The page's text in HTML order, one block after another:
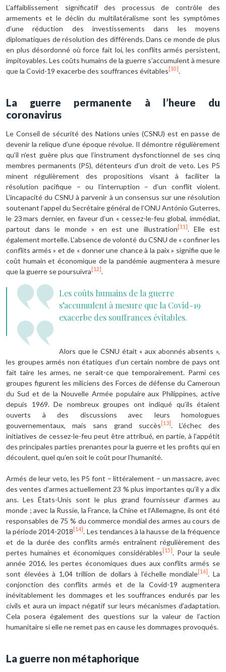
L’affaiblissement significatif des processus de contrôle des
armements et le déclin du multilatéralisme sont les symptômes
d’une réduction des investissements dans les moyens
diplomatiques de résolution des différends. Dans ce monde de plus
en plus désordonné où force fait loi, les conflits armés persistent,
impitoyables. Les coûts humains de la guerre s’accumulent à mesure
que la Covid-19 exacerbe des souffrances évitables [10] .
La guerre permanente à l’heure du
coronavirus
Le Conseil de sécurité des Nations unies (CSNU) est en passe de
devenir la relique d’une époque révolue. Il démontre régulièrement
qu’il n’est guère plus que l’instrument dysfonctionnel de ses cinq
membres permanents (P5), détenteurs d’un droit de veto. Les P5
minent régulièrement des propositions visant à faciliter la
résolution pacifique – ou l’interruption – d’un conflit violent.
L’incapacité du CSNU à parvenir à un consensus sur une résolution
soutenant l’appel du Secrétaire général de l’ONU António Guterres,
le 23 mars dernier, en faveur d’un « cessez-le-feu global, immédiat,
partout dans le monde » en est une illustration [11] . Elle est
également mortelle. L’absence de volonté du CSNU de « confiner les
conflits armés » et de « donner une chance à la paix » signifie que le
coût humain et économique de la pandémie augmentera à mesure
que la guerre se poursuivra [12] .
Les coûts humains de la guerre
s’accumulent à mesure que la Covid-19
exacerbe des souffrances évitables.
Alors que le CSNU était « aux abonnés absents »,
les groupes armés non étatiques d’un certain nombre de pays ont
fait taire les armes, ne serait-ce que temporairement. Parmi ces
groupes figurent les miliciens des Forces de défense du Cameroun
du Sud et de la Nouvelle Armée populaire aux Philippines, active
depuis 1969. De nombreux groupes ont indiqué qu’ils étaient
ouverts à des discussions avec leurs homologues
gouvernementaux, mais sans grand succès [13] . L’échec des
initiatives de cessez-le-feu peut être attribué, en partie, à l’appétit
des principales parties prenantes pour la guerre et les profits qui en
découlent, quel qu’en soit le coût pour l’humanité.
Armés de leur veto, les P5 font – littéralement – un massacre, avec
des ventes d’armes actuellement 23 % plus importantes qu’il y a dix
ans. Les États-Unis sont le plus grand fournisseur d’armes au
monde ; avec la Russie, la France, la Chine et l’Allemagne, ils ont été
responsables de 75 % du commerce mondial des armes au cours de
la période 2014-2018 [14] . Les tendances à la hausse de la fréquence
et de la durée des conflits armés entraînent régulièrement des
pertes humaines et économiques considérables [15] . Pour la seule
année 2016, les pertes économiques dues aux conflits armés se
sont élevées à 1,04 trillion de dollars à l’échelle mondiale [16] . La
conjonction des conflits armés et de la Covid-19 augmentera
inévitablement les dommages et les souffrances endurés par les
civils et aura un impact négatif sur leurs mécanismes d’adaptation.
Cela posera également des questions sur la valeur de l’action
humanitaire si elle ne remet pas en cause les dommages provoqués.
La guerre non métaphorique